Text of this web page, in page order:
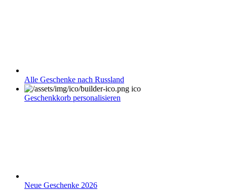
Alle Geschenke nach Russland
Geschenkkorb personalisieren
Neue Geschenke 2026